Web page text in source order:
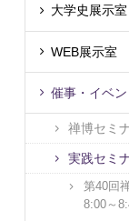
大学史展示室
WEB展示室
催事・イベン
禅博セミ
実践セミ
第40回
8:00～